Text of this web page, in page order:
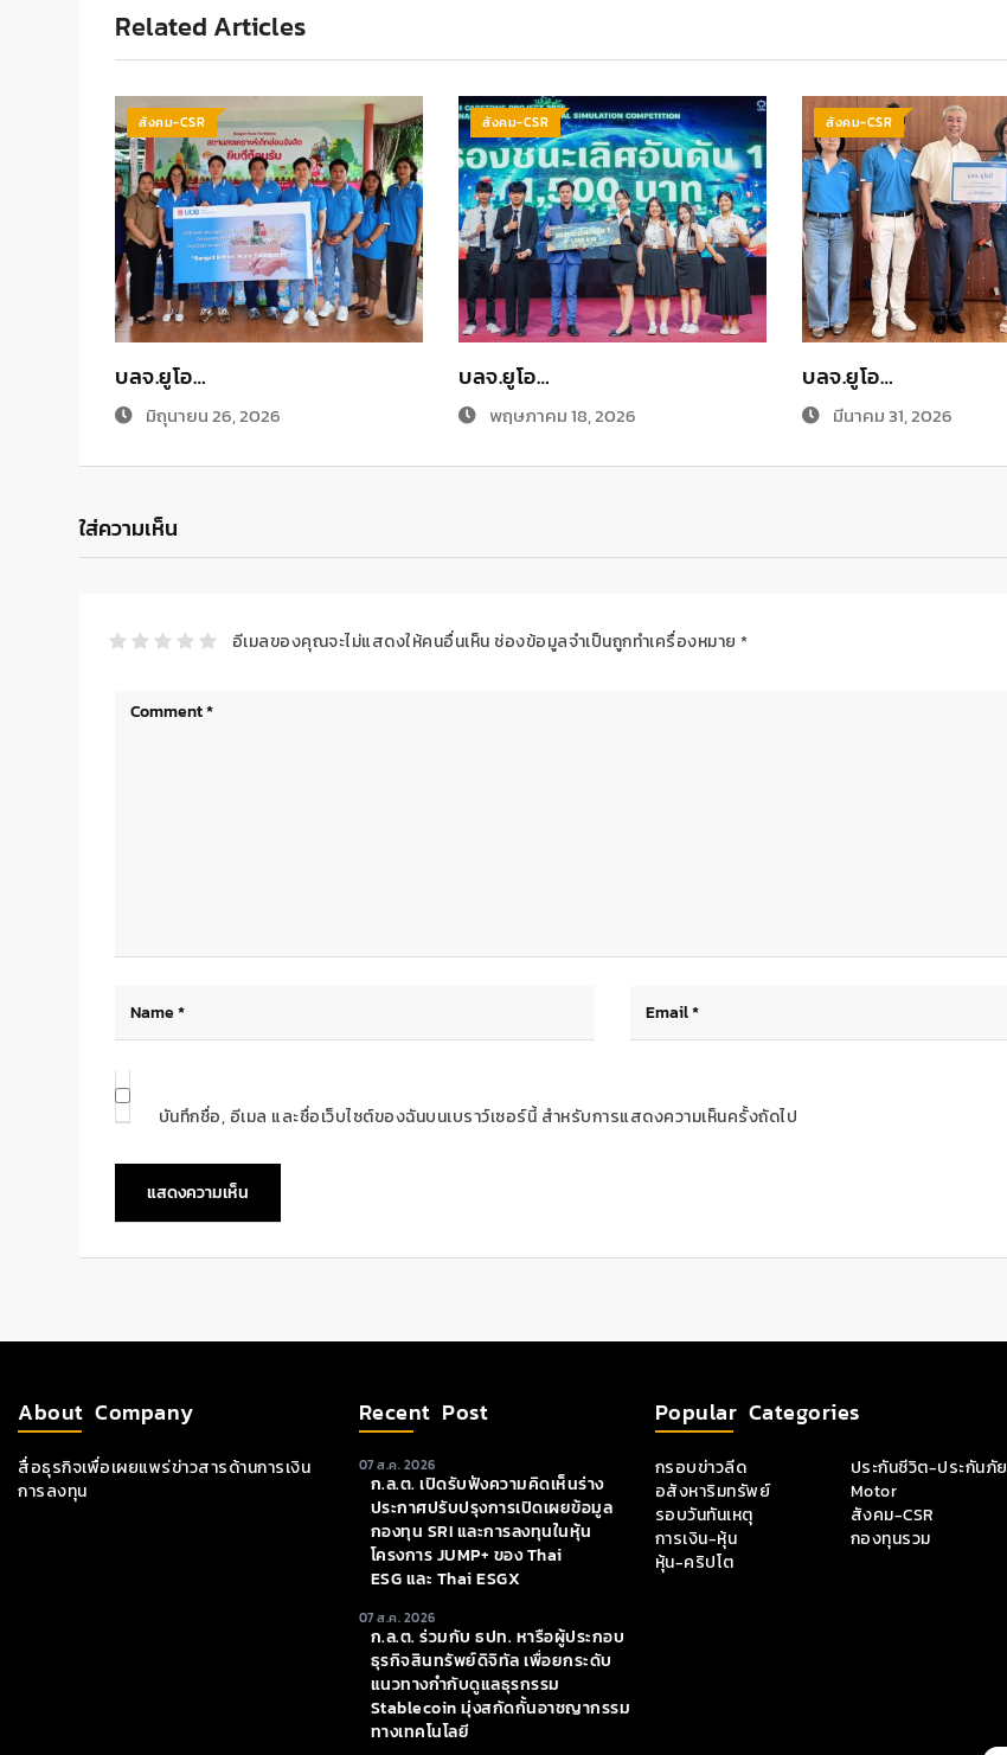
Related Articles
สังคม-CSR
บลจ.ยูโอ…
มิถุนายน 26, 2026
สังคม-CSR
บลจ.ยูโอ…
พฤษภาคม 18, 2026
สังคม-CSR
บลจ.ยูโอ…
มีนาคม 31, 2026
ใส่ความเห็น
อีเมลของคุณจะไม่แสดงให้คนอื่นเห็น ช่องข้อมูลจำเป็นถูกทำเครื่องหมาย *
บันทึกชื่อ, อีเมล และชื่อเว็บไซต์ของฉันบนเบราว์เซอร์นี้ สำหรับการแสดงความเห็นครั้งถัดไป
About Company
สื่อธุรกิจเพื่อเผยแพร่ข่าวสารด้านการเงิน
การลงทุน
Recent Post
07 ส.ค. 2026
ก.ล.ต. เปิดรับฟังความคิดเห็นร่าง
ประกาศปรับปรุงการเปิดเผยข้อมูล
กองทุน SRI และการลงทุนในหุ้น
โครงการ JUMP+ ของ Thai
ESG และ Thai ESGX
07 ส.ค. 2026
ก.ล.ต. ร่วมกับ ธปท. หารือผู้ประกอบ
ธุรกิจสินทรัพย์ดิจิทัล เพื่อยกระดับ
แนวทางกำกับดูแลธุรกรรม
Stablecoin มุ่งสกัดกั้นอาชญากรรม
ทางเทคโนโลยี
Popular Categories
กรอบข่าวลีด
อสังหาริมทรัพย์
รอบวันทันเหตุ
การเงิน-หุ้น
หุ้น-คริปโต
ประกันชีวิต-ประกันภัย
Motor
สังคม-CSR
กองทุนรวม